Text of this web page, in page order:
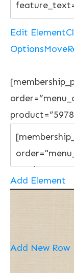
Edit Element
OptionsMove
Add Element
Add New Row